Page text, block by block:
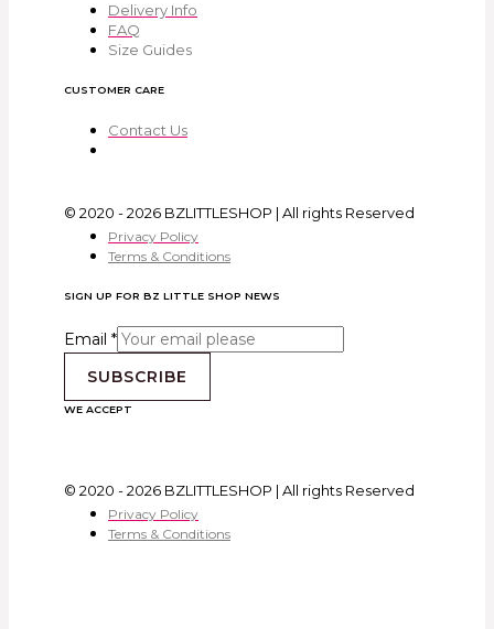
Delivery Info
FAQ
Size Guides
CUSTOMER CARE
Contact Us
© 2020 - 2026 BZLITTLESHOP | All rights Reserved
Privacy Policy
Terms & Conditions
SIGN UP FOR BZ LITTLE SHOP NEWS
Email *
SUBSCRIBE
WE ACCEPT
© 2020 - 2026 BZLITTLESHOP | All rights Reserved
Privacy Policy
Terms & Conditions